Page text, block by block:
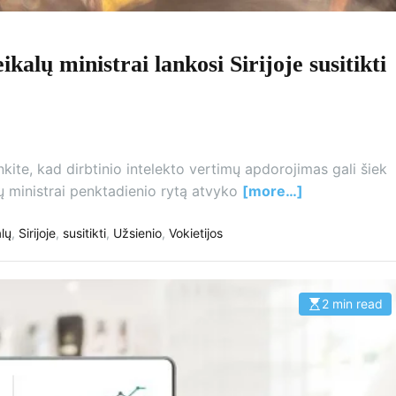
ministrai lankosi Sirijoje susitikti
kad dirbtinio intelekto vertimų apdorojimas gali šiek
ministrai penktadienio rytą atvyko [more…]
, Sirijoje, susitikti, Užsienio, Vokietijos
E
s
2 min read